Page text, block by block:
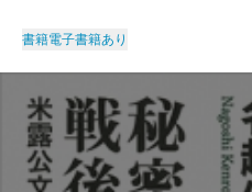
書籍電子書籍あり